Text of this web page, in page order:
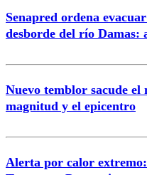
Senapred ordena
desborde del río Damas:
Nuevo temblor sacude
magnitud y el epicentro
Alerta por calor